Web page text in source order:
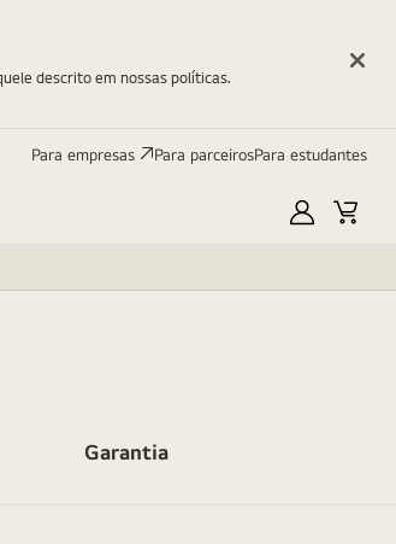
Para empresas Para parceirosPara estudantes
Minha
Garantia
descrito em nossas políticas.